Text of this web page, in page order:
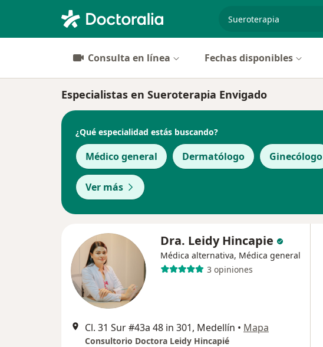
Consulta en línea Fechas disponibles
Especialistas en Sueroterapia Envigado
¿Qué especialidad estás buscando?
Médico general Dermatólogo Ginecólogo
Ver más
Dra. Leidy Hincapie
Médica alternativa, Médica general
3 opiniones
Cl. 31 Sur #43a 48 in 301, Medellín • Mapa
Consultorio Doctora Leidy Hincapié